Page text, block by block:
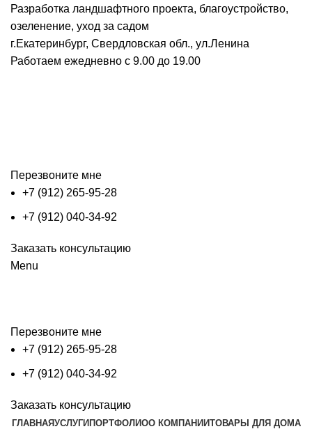
Разработка ландшафтного проекта, благоустройство,
озеленение, уход за садом
г.Екатеринбург, Свердловская обл., ул.Ленина
Работаем ежедневно с 9.00 до 19.00
Перезвоните мне
+7 (912) 265-95-28
+7 (912) 040-34-92
Заказать консультацию
Menu
Перезвоните мне
+7 (912) 265-95-28
+7 (912) 040-34-92
Заказать консультацию
ГЛАВНАЯУСЛУГИ ПОРТФОЛИОО КОМПАНИИТОВАРЫ ДЛЯ ДОМА